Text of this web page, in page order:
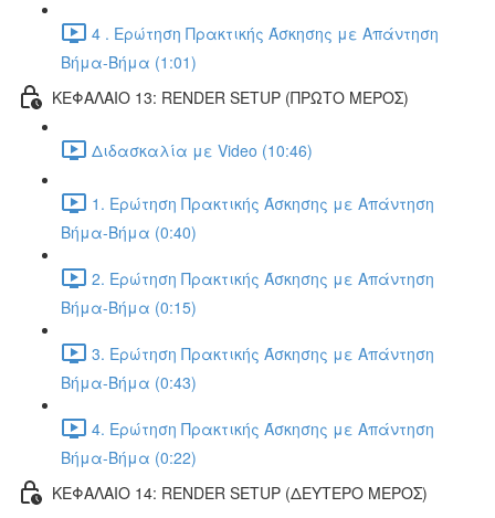
4 . Ερώτηση Πρακτικής Άσκησης με Απάντηση
Βήμα-Βήμα (1:01)
ΚΕΦΑΛΑΙΟ 13: RENDER SETUP (ΠΡΩΤΟ ΜΕΡΟΣ)
Διδασκαλία με Video (10:46)
1. Ερώτηση Πρακτικής Άσκησης με Απάντηση
Βήμα-Βήμα (0:40)
2. Ερώτηση Πρακτικής Άσκησης με Απάντηση
Βήμα-Βήμα (0:15)
3. Ερώτηση Πρακτικής Άσκησης με Απάντηση
Βήμα-Βήμα (0:43)
4. Ερώτηση Πρακτικής Άσκησης με Απάντηση
Βήμα-Βήμα (0:22)
ΚΕΦΑΛΑΙΟ 14: RENDER SETUP (ΔΕΥΤΕΡΟ ΜΕΡΟΣ)